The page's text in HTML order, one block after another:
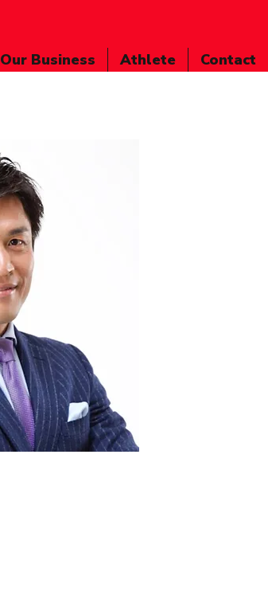
Our Business Athlete Contact